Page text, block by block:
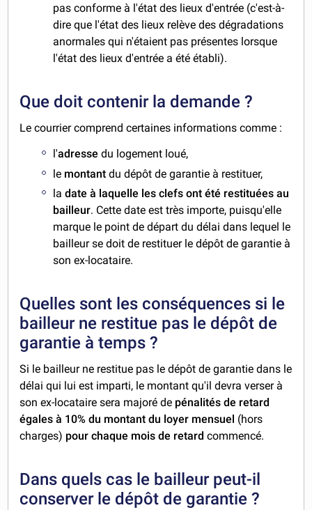
pas conforme à l'état des lieux d'entrée (c'est-à-
dire que l'état des lieux relève des dégradations
anormales qui n'étaient pas présentes lorsque
l'état des lieux d'entrée a été établi).
Que doit contenir la demande ?
Le courrier comprend certaines informations comme :
l'adresse du logement loué,
le montant du dépôt de garantie à restituer,
ladate à laquelle les clefs ont été restituées au
bailleur. Cette date est très importe, puisqu'elle
marque le point de départ du délai dans lequel le
bailleur se doit de restituer le dépôt de garantie à
son ex-locataire.
Quelles sont les conséquences si le
bailleur ne restitue pas le dépôt de
garantie à temps ?
Si le bailleur ne restitue pas le dépôt de garantie dans le
délai qui lui est imparti, le montant qu'il devra verser à
son ex-locataire sera majoré de pénalités de retard
égales à 10% du montant du loyer mensuel (hors
charges) pour chaque mois de retard commencé.
Dans quels cas le bailleur peut-il
conserver le dépôt de garantie ?